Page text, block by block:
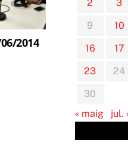
2014
2
3
9
10
16
17
23
24
30
« maig
jul.